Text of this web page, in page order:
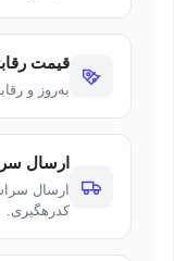
قیمت
به‌روز و
ارسال
ارسال
کدرهگیری.